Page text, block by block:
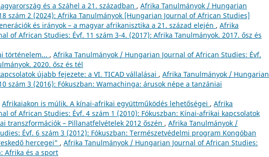
és a Száhel a 21. században , Afrika Tanulmányok / Hungarian
szám 2 (2024): Afrika Tanulmányok [Hungarian Journal of African Studies]
és irányok – a magyar afrikanisztika a 21. század elején , Afrika
of African Studies: Évf. 11 szám 3-4. (2017): Afrika Tanulmányok. 2017. ősz és
történelem... , Afrika Tanulmányok / Hungarian Journal of African Studies: Évf.
2020. ősz és tél
újabb fejezete: a VI. TICAD vállalásai , Afrika Tanulmányok / Hungarian
szám 3 (2016): Fókuszban: Wamachinga: árusok népe a tanzániai
Afrikaiakon is múlik. A kínai-afrikai együttműködés lehetőségei , Afrika
of African Studies: Évf. 4 szám 1 (2010): Fókuszban: Kínai-afrikai kapcsolatok
transzformációk – Pillanatfelvételek 2012 őszén , Afrika Tanulmányok /
Évf. 6 szám 3 (2012): Fókuszban: Természetvédelmi program Kongóban
hercegei” , Afrika Tanulmányok / Hungarian Journal of African Studies:
Afrika és a sport